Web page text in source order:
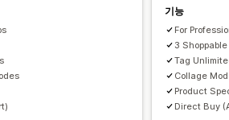
기능
For
3
Tag
Collage
Product
Direct Buy